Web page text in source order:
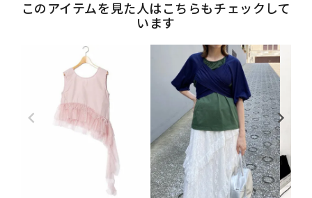
このアイテムを見た人はこちらもチェックして
います